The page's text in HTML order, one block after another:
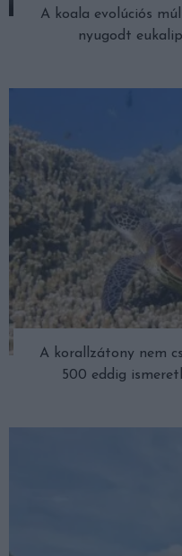
A koala evolúciós
nyugodt
A korallzátony nem
500 eddig